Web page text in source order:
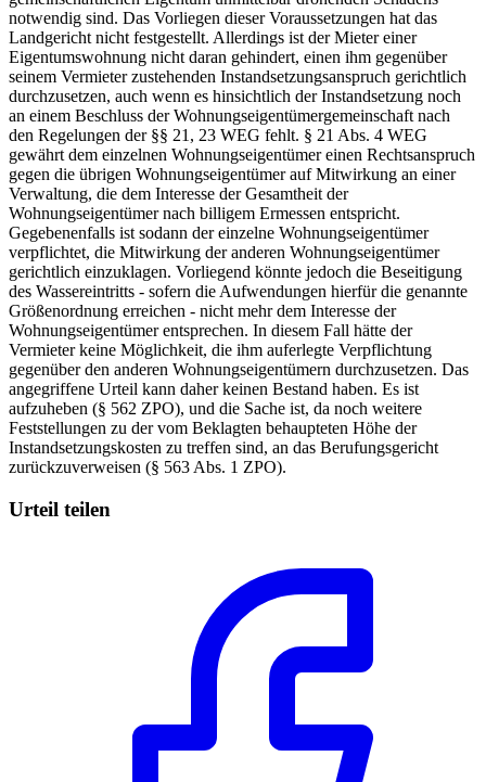
notwendig sind. Das Vorliegen dieser Voraussetzungen hat das
Landgericht nicht festgestellt. Allerdings ist der Mieter einer
Eigentumswohnung nicht daran gehindert, einen ihm gegenüber
seinem Vermieter zustehenden Instandsetzungsanspruch gerichtlich
durchzusetzen, auch wenn es hinsichtlich der Instandsetzung noch
an einem Beschluss der Wohnungseigentümergemeinschaft nach
den Regelungen der §§ 21, 23 WEG fehlt. § 21 Abs. 4 WEG
gewährt dem einzelnen Wohnungseigentümer einen Rechtsanspruch
gegen die übrigen Wohnungseigentümer auf Mitwirkung an einer
Verwaltung, die dem Interesse der Gesamtheit der
Wohnungseigentümer nach billigem Ermessen entspricht.
Gegebenenfalls ist sodann der einzelne Wohnungseigentümer
verpflichtet, die Mitwirkung der anderen Wohnungseigentümer
gerichtlich einzuklagen. Vorliegend könnte jedoch die Beseitigung
des Wassereintritts - sofern die Aufwendungen hierfür die genannte
Größenordnung erreichen - nicht mehr dem Interesse der
Wohnungseigentümer entsprechen. In diesem Fall hätte der
Vermieter keine Möglichkeit, die ihm auferlegte Verpflichtung
gegenüber den anderen Wohnungseigentümern durchzusetzen. Das
angegriffene Urteil kann daher keinen Bestand haben. Es ist
aufzuheben (§ 562 ZPO), und die Sache ist, da noch weitere
Feststellungen zu der vom Beklagten behaupteten Höhe der
Instandsetzungskosten zu treffen sind, an das Berufungsgericht
zurückzuverweisen (§ 563 Abs. 1 ZPO).
Urteil teilen